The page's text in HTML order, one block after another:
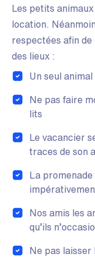
Les petits
location.
respectées afin
des lieux :
Un seul
Ne pas faire
lits
Le vacancier
traces de son
La
Nos amis les
qu’ils
Ne pas laisser